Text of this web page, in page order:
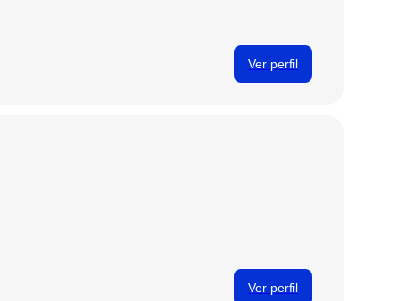
Ver perfil
Ver perfil